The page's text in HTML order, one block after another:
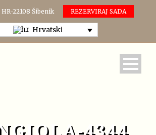
22108 Šibenik REZERVIRAJ SADA
Hrvatski